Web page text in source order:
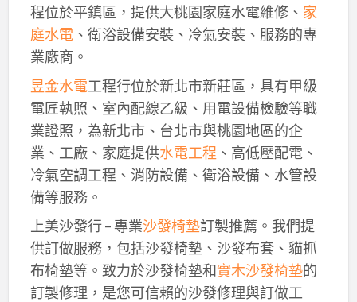
程位於平鎮區，提供大桃園家庭水電維修、 家
庭水電、衛浴設備安裝、冷氣安裝、服務的專
業廠商。
昱金水電工程行位於新北市新莊區，具有甲級
電匠執照、室內配線乙級、用電設備檢驗等職
業證照，為新北市、台北市與桃園地區的企
業、工廠、家庭提供水電工程 、高低壓配電、
冷氣空調工程、消防設備、衛浴設備、水管設
備等服務。
上美沙發行 – 專業沙發椅墊訂製推薦。我們提
供訂做服務，包括沙發椅墊、沙發布套、貓抓
布椅墊等。致力於沙發椅墊和實木沙發椅墊的
訂製修理，是您可信賴的沙發修理與訂做工